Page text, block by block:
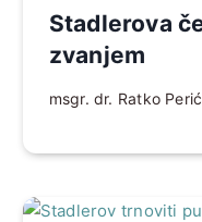
Stadlerova
zvanjem
msgr. dr. Ratko Perić